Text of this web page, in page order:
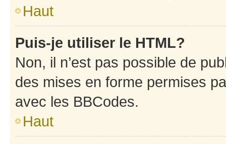
Haut
Puis-je utiliser le HTML?
Non, il n’est pas possible de
des mises en forme permises
avec les BBCodes.
Haut